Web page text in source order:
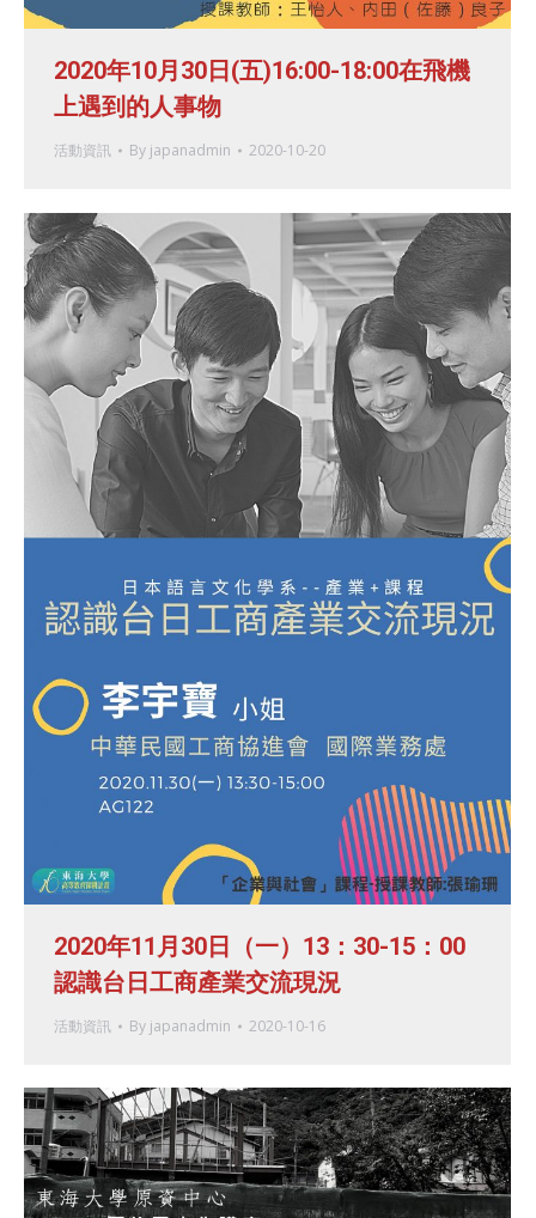
2020年10月30日(五)16:00-18:00在飛機
上遇到的人事物
活動資訊 By japanadmin 2020-10-20
2020年11月30日（一）13：30-15：00
認識台日工商產業交流現況
活動資訊 By japanadmin 2020-10-16